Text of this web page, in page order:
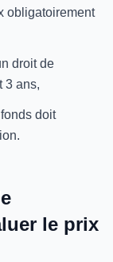
obligatoirement
droit de
3 ans,
doit
le prix